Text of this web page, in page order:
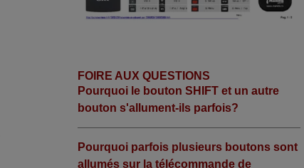
FOIRE AUX QUESTIONS
Pourquoi le bouton SHIFT et un autre
bouton s'allument-ils parfois?
Pourquoi parfois plusieurs boutons sont
allumés sur la télécommande de